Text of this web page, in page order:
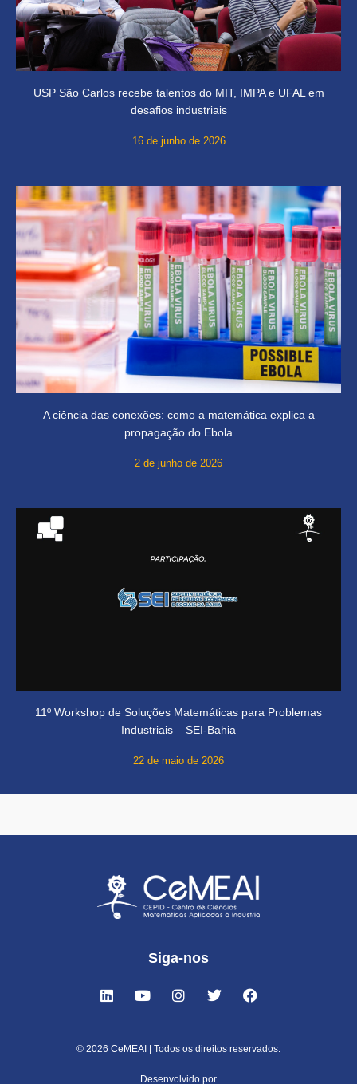
USP São Carlos recebe talentos do MIT, IMPA e UFAL em
desafios industriais
16 de junho de 2026
A ciência das conexões: como a matemática explica a
propagação do Ebola
2 de junho de 2026
11º Workshop de Soluções Matemáticas para Problemas
Industriais – SEI-Bahia
22 de maio de 2026
Siga-nos
© 2026 CeMEAI | Todos os direitos reservados.
Desenvolvido por